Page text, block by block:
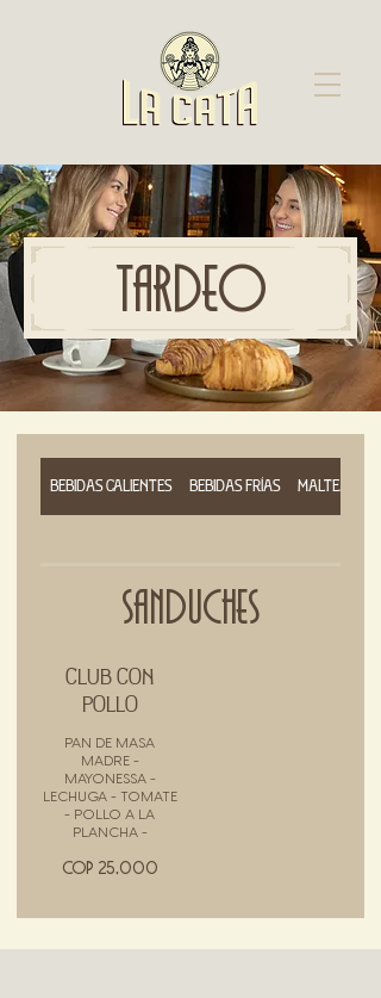
TARDEO
BEBIDAS CALIENTES BEBIDAS FRÍAS MALTEADAS
SANDUCHES
CLUB CON
POLLO
PAN DE MASA
MADRE -
MAYONESSA -
LECHUGA - TOMATE
- POLLO A LA
PLANCHA -
COP 25,000